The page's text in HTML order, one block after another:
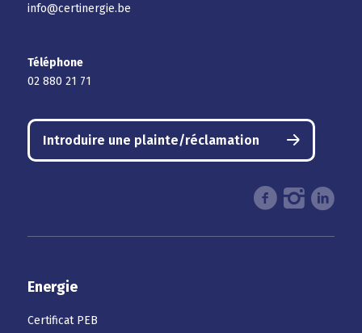
info@certinergie.be
Téléphone
02 880 21 71
Introduire une plainte/réclamation
Energie
Certificat PEB